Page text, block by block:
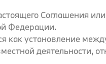
Соглашения
Федерации.
как установление
деятельности,